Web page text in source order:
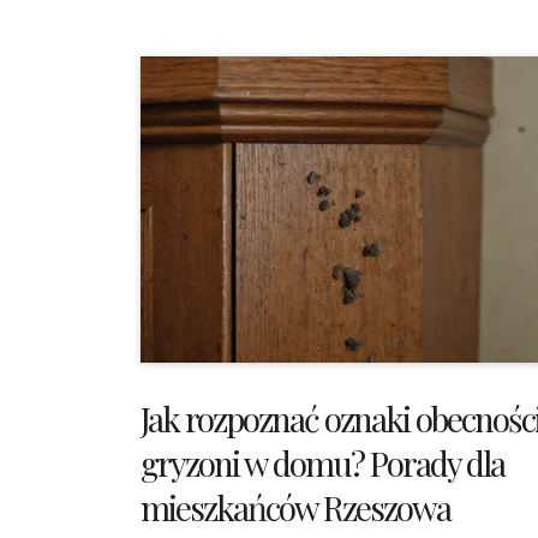
Jak rozpoznać oznaki
gryzoni w domu? Porady dla
mieszkańców Rzeszowa